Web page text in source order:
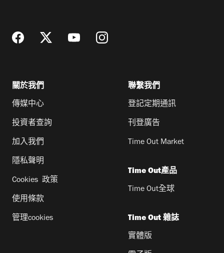
關於我們
傳媒中心
投資者查詢
加入我們
隱私聲明
Cookies 政策
使用條款
管理cookies
聯繫我們
登記定期通訊
刊登廣告
Time Out Market
Time Out產品
Time Out全球
Time Out 雜誌
實體版